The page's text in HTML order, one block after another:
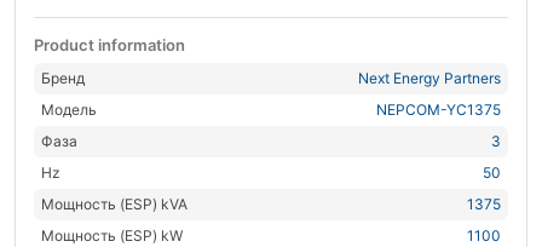
Product information
Бренд
Next Energy Partners
Модель
NEPCOM-YC1375
Фаза
3
Hz
50
Мощность (ESP) kVA
1375
Мощность (ESP) kW
1100